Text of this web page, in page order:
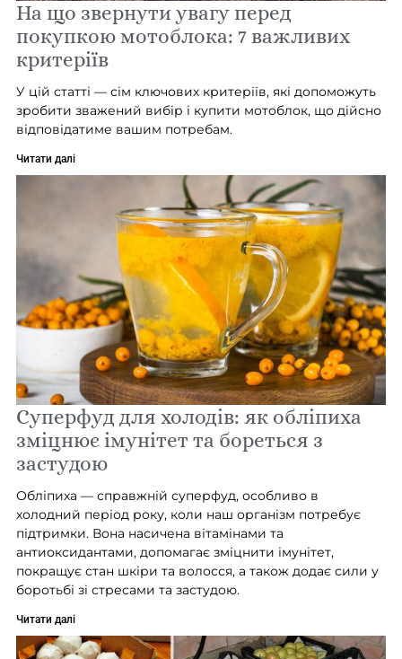
На що звернути увагу перед
покупкою мотоблока: 7 важливих
критеріїв
У цій статті — сім ключових критеріїв, які допоможуть
зробити зважений вибір і купити мотоблок, що дійсно
відповідатиме вашим потребам.
Читати далі
Суперфуд для холодів: як обліпиха
зміцнює імунітет та бореться з
застудою
Обліпиха — справжній суперфуд, особливо в
холодний період року, коли наш організм потребує
підтримки. Вона насичена вітамінами та
антиоксидантами, допомагає зміцнити імунітет,
покращує стан шкіри та волосся, а також додає сили у
боротьбі зі стресами та застудою.
Читати далі